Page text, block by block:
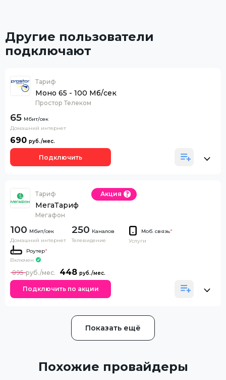
Другие пользователи
подключают
Тариф
Моно 65 - 100 Мб/сек
Простор Телеком
65
Домашний интернет
690
Подключить
Тариф
МегаТариф
Мегафон
Акция
100
Домашний интернет
250 Каналов
Телевидение
Моб. связь*
Услуги
Роутер*
Включен
448
895
Подключить по акции
Показать ещё
Похожие провайдеры